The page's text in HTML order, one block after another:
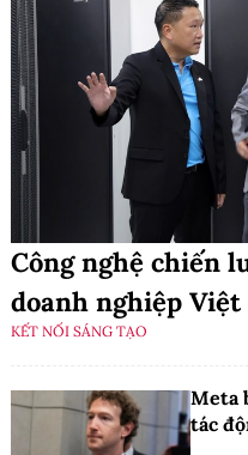
Công nghệ chiến
doanh nghiệp
KẾT NỐI SÁNG TẠO
Meta
tác